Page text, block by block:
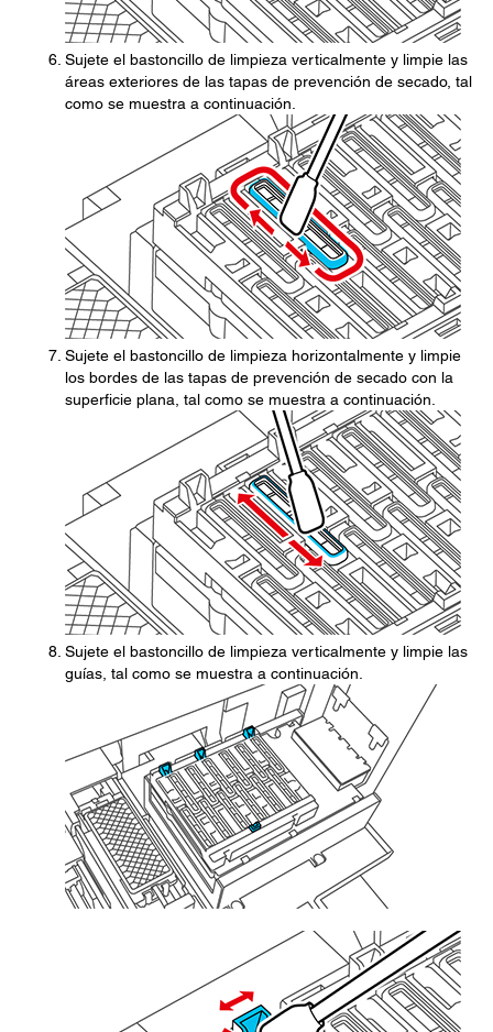
Sujete el bastoncillo de limpieza verticalmente y limpie las
áreas exteriores de las tapas de prevención de secado, tal
como se muestra a continuación.
Sujete el bastoncillo de limpieza horizontalmente y limpie
los bordes de las tapas de prevención de secado con la
superficie plana, tal como se muestra a continuación.
Sujete el bastoncillo de limpieza verticalmente y limpie las
guías, tal como se muestra a continuación.